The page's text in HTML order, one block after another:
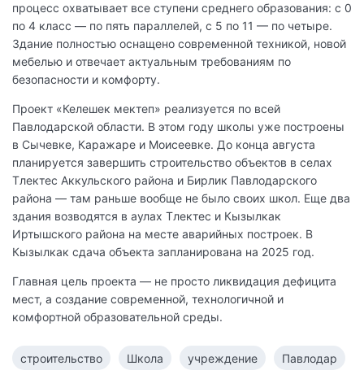
процесс охватывает все ступени среднего образования: с 0
по 4 класс — по пять параллелей, с 5 по 11 — по четыре.
Здание полностью оснащено современной техникой, новой
мебелью и отвечает актуальным требованиям по
безопасности и комфорту.
Проект «Келешек мектеп» реализуется по всей
Павлодарской области. В этом году школы уже построены
в Сычевке, Каражаре и Моисеевке. До конца августа
планируется завершить строительство объектов в селах
Тлектес Аккульского района и Бирлик Павлодарского
района — там раньше вообще не было своих школ. Еще два
здания возводятся в аулах Тлектес и Кызылкак
Иртышского района на месте аварийных построек. В
Кызылкак сдача объекта запланирована на 2025 год.
Главная цель проекта — не просто ликвидация дефицита
мест, а создание современной, технологичной и
комфортной образовательной среды.
строительство Школа учреждение Павлодар